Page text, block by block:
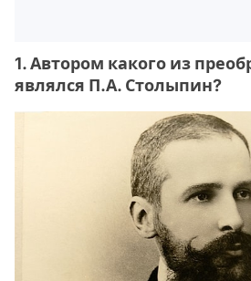
1. Автором какого из
являлся П.А. Столыпин?